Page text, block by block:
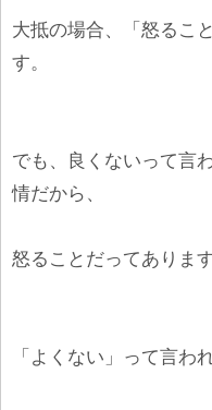
大抵の場合、「怒るこ
す。
でも、良くないって言
情だから、
怒ることだってあります
「よくない」って言わ